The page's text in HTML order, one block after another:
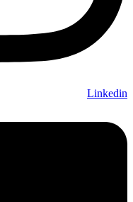
Linkedin